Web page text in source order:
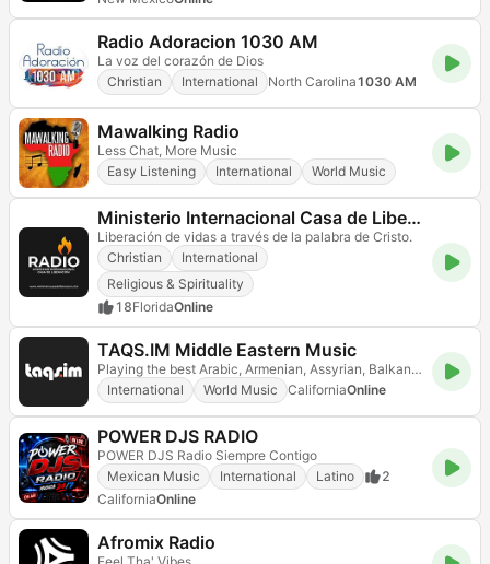
Radio Adoracion 1030 AM
La voz del corazón de Dios
Christian
International North Carolina1030 AM
Mawalking Radio
Less Chat, More Music
Easy Listening
International World Music
Ministerio Internacional Casa de Liberación
Liberación de vidas a través de la palabra de Cristo.
Christian
International
Religious & Spirituality
18FloridaOnline
TAQS.IM Middle Eastern Music
Playing the best Arabic, Armenian, Assyrian, Balkan, Greek, Kurdish, Persian, Turkish music!
International
World Music CaliforniaOnline
POWER DJS RADIO
POWER DJS Radio Siempre Contigo
Mexican Music
International Latino
2
CaliforniaOnline
Afromix Radio